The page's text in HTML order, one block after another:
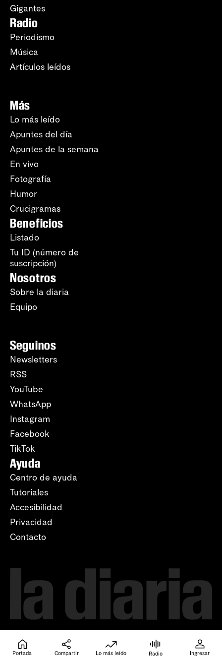
Gigantes
Radio
Periodismo
Música
Artículos leídos
Más
Lo más leído
Apuntes del día
Apuntes de la semana
En vivo
Fotografía
Humor
Crucigramas
Beneficios
Listado
Tu ID (número de
suscripción)
Nosotros
Sobre la diaria
Equipo
Seguinos
Newsletters
RSS
YouTube
WhatsApp
Instagram
Facebook
TikTok
Ayuda
Centro de ayuda
Tutoriales
Accesibilidad
Privacidad
Contacto
Portada Compartir Lo más leído Radio Ingresar